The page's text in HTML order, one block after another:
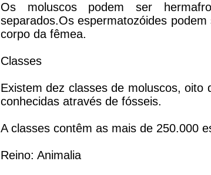
Os moluscos podem ser
separados.Os espermatozóides
corpo da fêmea.
Classes
Existem dez classes de moluscos,
conhecidas através de fósseis.
A classes contêm as mais de 250.000
Reino: Animalia